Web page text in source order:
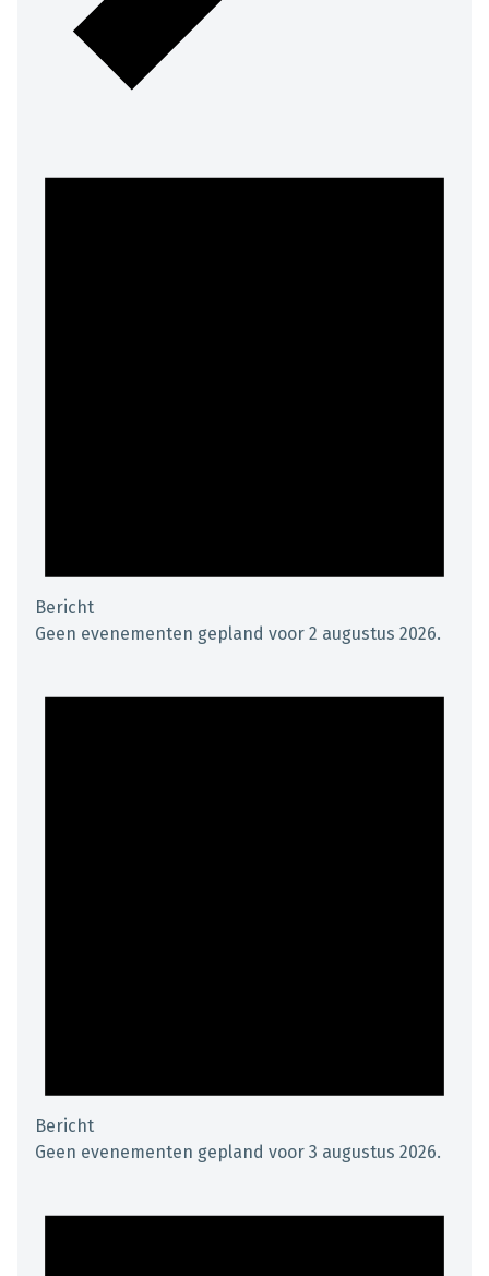
Bericht
Geen evenementen gepland voor 2 augustus 2026.
Bericht
Geen evenementen gepland voor 3 augustus 2026.